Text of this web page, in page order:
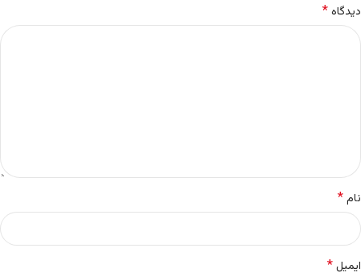
دیدگاه*
نام*
ایمیل*